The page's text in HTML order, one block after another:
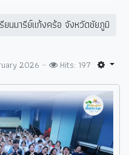
ยนมารีย์แก้งคร้อ จังหวัดชัยภูมิ
2026 Hits: 197